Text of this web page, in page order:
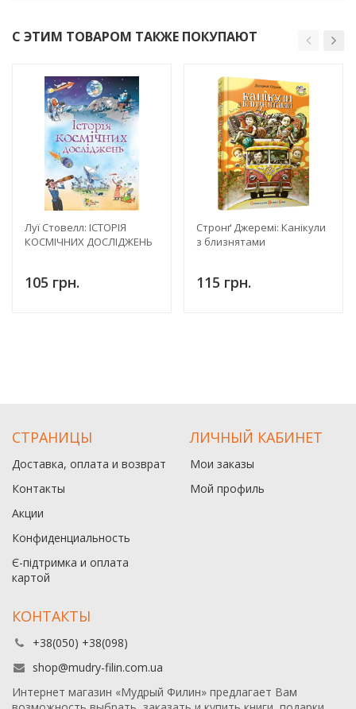
С ЭТИМ ТОВАРОМ ТАКЖЕ ПОКУПАЮТ
Луї Стовелл: ІСТОРІЯ
КОСМІЧНИХ ДОСЛІДЖЕНЬ
105 грн.
Стронґ Джеремі: Канікули
з близнятами
115 грн.
СТРАНИЦЫ
Доставка, оплата и возврат
Контакты
Акции
Конфиденциальность
Є-підтримка и оплата
картой
ЛИЧНЫЙ КАБИНЕТ
Мои заказы
Мой профиль
КОНТАКТЫ
+38(050) +38(098)
shop@mudry-filin.com.ua
Интернет магазин «Мудрый Филин» предлагает Вам